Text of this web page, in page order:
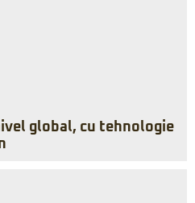
global, cu tehnologie